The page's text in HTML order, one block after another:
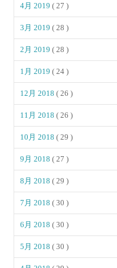
4月 2019( 27 )
3月 2019( 28 )
2月 2019( 28 )
1月 2019( 24 )
12月 2018( 26 )
11月 2018( 26 )
10月 2018( 29 )
9月 2018( 27 )
8月 2018( 29 )
7月 2018( 30 )
6月 2018( 30 )
5月 2018( 30 )